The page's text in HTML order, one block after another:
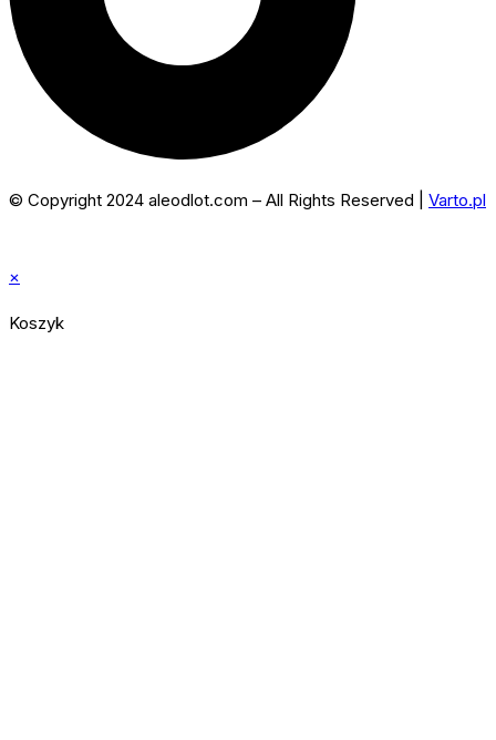
© Copyright 2024 aleodlot.com – All Rights Reserved | Varto.pl
×
Koszyk